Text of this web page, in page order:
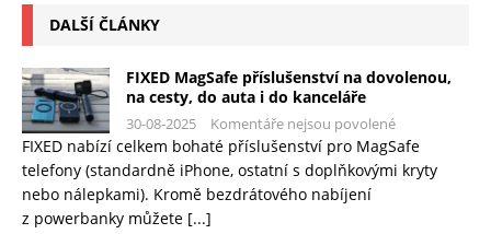
DALŠÍ ČLÁNKY
FIXED MagSafe příslušenství na dovolenou,
na cesty, do auta i do kanceláře
30-08-2025 Komentáře nejsou povolené
FIXED nabízí celkem bohaté příslušenství pro MagSafe
telefony (standardně iPhone, ostatní s doplňkovými kryty
nebo nálepkami). Kromě bezdrátového nabíjení
z powerbanky můžete [...]